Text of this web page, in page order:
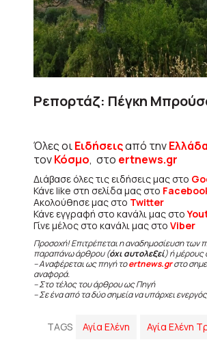
Ρεπορτάζ: Πέγκη
Όλες οιΕιδήσειςαπό τηνΕλλάδα
τονΚόσμο, στο ertnews.gr
Διάβασε όλες τις ειδήσεις μας στο
Κάνε like στη σελίδα μας στο
Ακολούθησε μας στο Twitter
Κάνε εγγραφή στο κανάλι μας στο
Γίνε μέλος στο κανάλι μας στο Viber
Προσοχή! Επιτρέπεται η αναδημοσίευση των
παραπάνω άρθρου (όχι αυτολεξεί) ή μέρους
– Αναφέρεται ως πηγή τοertnews.grστο
αναφορά.
– Στο τέλος του άρθρου ως Πηγή
– Σε ένα από τα δύο σημεία να υπάρχει
TAGS Αγία Ελένη Αγία Ελένη